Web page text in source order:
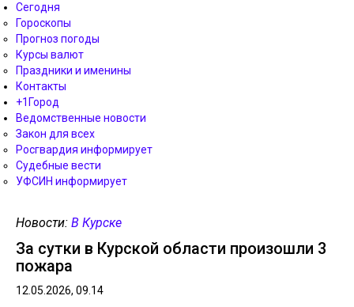
Сегодня
Гороскопы
Прогноз погоды
Курсы валют
Праздники и именины
Контакты
+1Город
Ведомственные новости
Закон для всех
Росгвардия информирует
Судебные вести
УФСИН информирует
Новости: В Курске
За сутки в Курской области произошли 3
пожара
12.05.2026, 09.14